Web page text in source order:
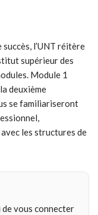
l’UNT réitère
supérieur des
Module 1
deuxième
se familiariseront
les structures de
de vous connecter